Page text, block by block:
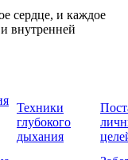
сердце, и каждое
внутренней
Техники
глубокого
дыхания